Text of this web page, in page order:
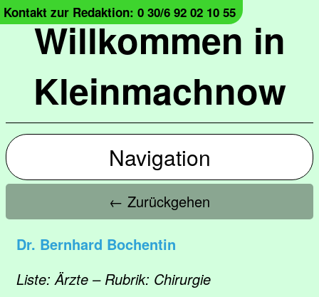
Willkommen in
Kleinmachnow
Kontakt zur Redaktion: 0 30/6 92 02 10 55
Navigation
← Zurückgehen
Dr. Bernhard Bochentin
Liste: Ärzte – Rubrik: Chirurgie